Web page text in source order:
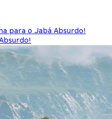
para o Jabá Absurdo!